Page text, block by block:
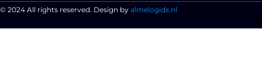
© 2024 All rights reserved. Design by almelogids.nl